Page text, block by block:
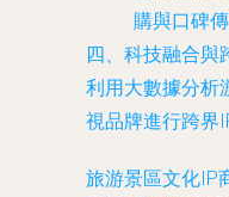
購與口碑
四、科技融合與
利用大數據分析
視品牌進行跨界
旅游景區文化IP